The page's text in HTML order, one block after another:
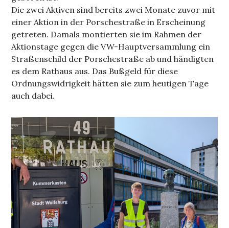
Die zwei Aktiven sind bereits zwei Monate zuvor mit
einer Aktion in der Porschestraße in Erscheinung
getreten. Damals montierten sie im Rahmen der
Aktionstage gegen die VW-Hauptversammlung ein
Straßenschild der Porschestraße ab und händigten
es dem Rathaus aus. Das Bußgeld für diese
Ordnungswidrigkeit hätten sie zum heutigen Tage
auch dabei.